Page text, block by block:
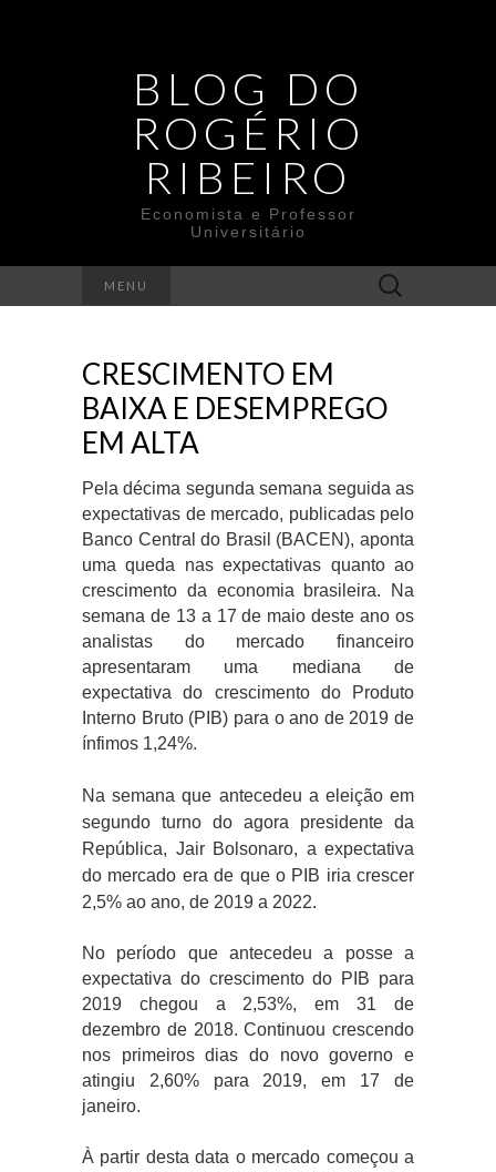
BLOG DO
ROGÉRIO
RIBEIRO
Economista e Professor
Universitário
MENU
Search
for:
CRESCIMENTO EM
BAIXA E DESEMPREGO
EM ALTA
Pela décima segunda semana seguida as
expectativas de mercado, publicadas pelo
Banco Central do Brasil (BACEN), aponta
uma queda nas expectativas quanto ao
crescimento da economia brasileira. Na
semana de 13 a 17 de maio deste ano os
analistas do mercado financeiro
apresentaram uma mediana de
expectativa do crescimento do Produto
Interno Bruto (PIB) para o ano de 2019 de
ínfimos 1,24%.
Na semana que antecedeu a eleição em
segundo turno do agora presidente da
República, Jair Bolsonaro, a expectativa
do mercado era de que o PIB iria crescer
2,5% ao ano, de 2019 a 2022.
No período que antecedeu a posse a
expectativa do crescimento do PIB para
2019 chegou a 2,53%, em 31 de
dezembro de 2018. Continuou crescendo
nos primeiros dias do novo governo e
atingiu 2,60% para 2019, em 17 de
janeiro.
À partir desta data o mercado começou a